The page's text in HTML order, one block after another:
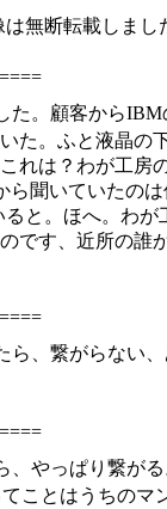
無断転載しまし
た。顧客からIBM
た。ふと液晶の
れは？わが工房
ら聞いていたのは
ると。ほへ。わ
です、近所の誰
、繋がらない
、やっぱり繋が
ことはうちのマ